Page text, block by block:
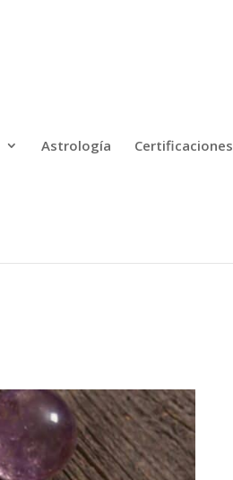
Astrología Certificaciones